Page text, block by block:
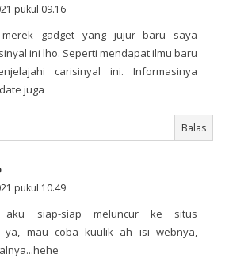
pukul 09.16
gadget yang jujur baru saya
ini lho. Seperti mendapat ilmu baru
carisinyal ini. Informasinya
juga
Balas
pukul 10.49
siap-siap meluncur ke situs
ya, mau coba kuulik ah isi webnya,